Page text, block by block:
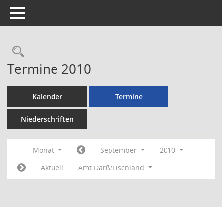
Toggle navigation
Rechercheauswahl
Termine 2010
Kalender Termine
Niederschriften
Monat September
2010
Aktuell
Amt Darß/Fischland